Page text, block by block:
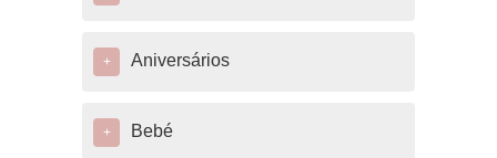
+ Aniversários
+ Bebé